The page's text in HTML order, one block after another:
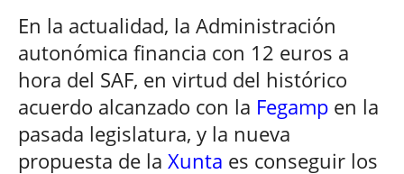
En la actualidad, la Administración
autonómica financia con 12 euros a
hora del SAF, en virtud del histórico
acuerdo alcanzado con la Fegamp en la
pasada legislatura, y la nueva
propuesta de la Xunta es conseguir los